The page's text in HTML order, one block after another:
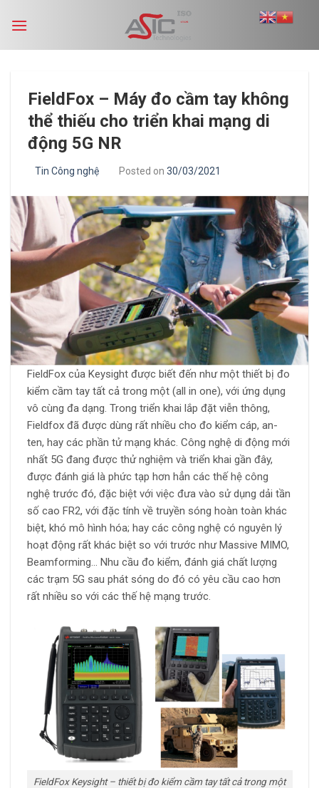
FieldFox – Máy đo cầm tay không
thể thiếu cho triển khai mạng di
động 5G NR
Tin Công nghệ Posted on 30/03/2021
FieldFox của Keysight được biết đến như một thiết bị đo
kiểm cầm tay tất cả trong một (all in one), với ứng dụng
vô cùng đa dạng. Trong triển khai lắp đặt viễn thông,
Fieldfox đã được dùng rất nhiều cho đo kiểm cáp, an-
ten, hay các phần tử mạng khác. Công nghệ di động mới
nhất 5G đang được thử nghiệm và triển khai gần đây,
được đánh giá là phức tạp hơn hẳn các thế hệ công
nghệ trước đó, đặc biệt với việc đưa vào sử dụng dải tần
số cao FR2, với đặc tính về truyền sóng hoàn toàn khác
biệt, khó mô hình hóa; hay các công nghệ có nguyên lý
hoạt động rất khác biệt so với trước như Massive MIMO,
Beamforming… Nhu cầu đo kiểm, đánh giá chất lượng
các trạm 5G sau phát sóng do đó có yêu cầu cao hơn
rất nhiều so với các thế hệ mạng trước.
FieldFox Keysight – thiết bị đo kiểm cầm tay tất cả trong một